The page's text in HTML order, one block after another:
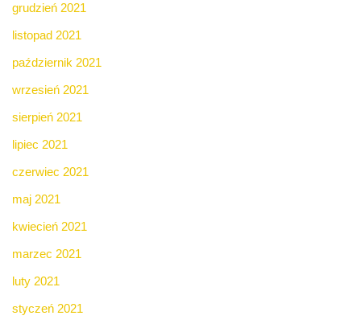
grudzień 2021
listopad 2021
październik 2021
wrzesień 2021
sierpień 2021
lipiec 2021
czerwiec 2021
maj 2021
kwiecień 2021
marzec 2021
luty 2021
styczeń 2021